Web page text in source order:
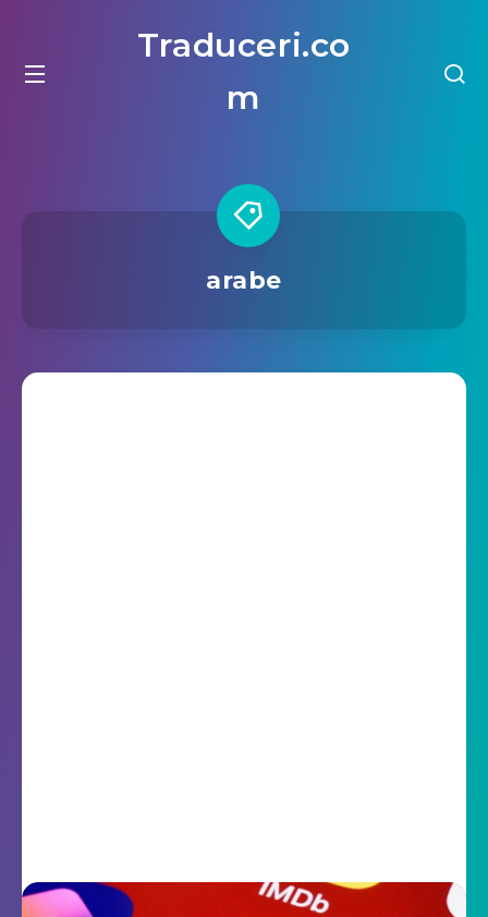
Traduceri.co
m
arabe